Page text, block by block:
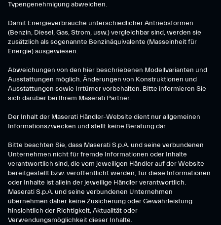
Typengenehmigung abweichen.
Damit Energieverbräuche unterschiedlicher Antriebsformen
(Benzin, Diesel, Gas, Strom, usw.) vergleichbar sind, werden sie
zusätzlich als sogenannte Benzinäquivalente (Masseinheit für
Energie) ausgewiesen.
Abweichungen von den hier beschriebenen Modellvarianten und
Ausstattungen möglich. Änderungen von Konstruktionen und
Ausstattungen sowie Irrtümer vorbehalten. Bitte informieren Sie
sich darüber bei Ihrem Maserati Partner.
Der Inhalt der Maserati Händler-Website dient nur allgemeinen
Informationszwecken und stellt keine Beratung dar.
Bitte beachten Sie, dass Maserati S.p.A. und seine verbundenen
Unternehmen nicht für fremde Informationen oder Inhalte
verantwortlich sind, die vom jeweiligen Händler auf der Website
bereitgestellt bzw. veröffentlicht werden; für diese Informationen
oder Inhalte ist allein der jeweilige Händler verantwortlich.
Maserati S.p.A. und seine verbundenen Unternehmen
übernehmen daher keine Zusicherung oder Gewährleistung
hinsichtlich der Richtigkeit, Aktualität oder
Verwendungsmöglichkeit dieser Inhalte.